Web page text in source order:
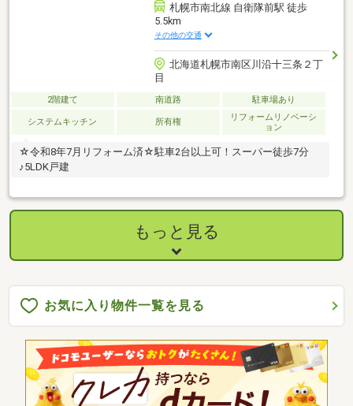
札幌市南北線 自衛隊前駅 徒歩
5.5km
その他の交通
北海道札幌市南区川沿十三条２丁
目
2階建て 南道路 駐車場あり
システムキッチン 所有権
リフォームリノベーシ
ョン
☆令和8年7月リフォーム済☆駐車2台以上可！スーパー徒歩7分
♪5LDK戸建
もっと見る
お気に入り物件一覧を見る